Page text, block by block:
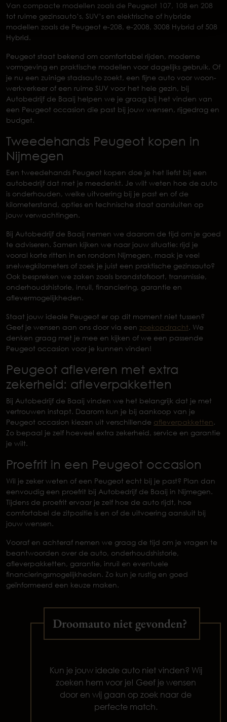
Van compacte modellen zoals de Peugeot 107, 108 en 208
tot ruime gezinsauto’s, SUV’s en elektrische of hybride
modellen zoals de Peugeot e-208, e-2008, 3008 Hybrid of 508
Hybrid.
Peugeot staat bekend om comfortabel rijden, moderne
vormgeving en praktische modellen voor dagelijks gebruik. Of
je nu een zuinige stadsauto zoekt, een fijne auto voor woon-
werkverkeer of een ruime SUV voor het hele gezin, bij
Autobedrijf de Baaij helpen we je graag bij het vinden van
een Peugeot occasion die past bij jouw wensen, rijgedrag en
budget.
Tweedehands Peugeot kopen in
Nijmegen
Een tweedehands Peugeot kopen doe je het liefst bij een
autobedrijf dat met je meedenkt. Je wilt weten hoe de auto
is onderhouden, welke uitvoering bij je past en of de
kilometerstand, opties en technische staat aansluiten op
jouw verwachtingen.
Bij Autobedrijf de Baaij nemen we daarom de tijd om je goed
te adviseren. Samen kijken we naar jouw situatie: rijd je
vooral korte ritten in en rondom Nijmegen, maak je veel
snelwegkilometers of zoek je juist een praktische gezinsauto?
Ook bespreken we zaken zoals brandstofsoort, transmissie,
onderhoudshistorie, inruil, financiering, garantie en
aflevermogelijkheden.
Staat jouw ideale Peugeot er op dit moment niet tussen?
Geef je wensen aan ons door via een zoekopdracht. We
denken graag met je mee en kijken of we een passende
Peugeot occasion voor je kunnen vinden!
Peugeot afleveren met extra
zekerheid: afleverpakketten
Bij Autobedrijf de Baaij vinden we het belangrijk dat je met
vertrouwen instapt. Daarom kun je bij aankoop van je
Peugeot occasion kiezen uit verschillende afleverpakketten.
Zo bepaal je zelf hoeveel extra zekerheid, service en garantie
je wilt.
Proefrit in een Peugeot occasion
Wil je zeker weten of een Peugeot echt bij je past? Plan dan
eenvoudig een proefrit bij Autobedrijf de Baaij in Nijmegen.
Tijdens de proefrit ervaar je zelf hoe de auto rijdt, hoe
comfortabel de zitpositie is en of de uitvoering aansluit bij
jouw wensen.
Vooraf en achteraf nemen we graag de tijd om je vragen te
beantwoorden over de auto, onderhoudshistorie,
afleverpakketten, garantie, inruil en eventuele
financieringsmogelijkheden. Zo kun je rustig en goed
geïnformeerd een keuze maken.
Droomauto niet gevonden?
Kun je jouw ideale auto niet vinden? Wij
zoeken hem voor je! Geef je wensen
door en wij gaan op zoek naar de
perfecte match.